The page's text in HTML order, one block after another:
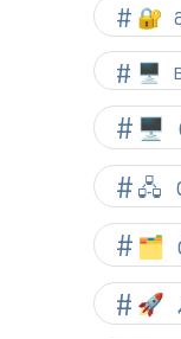
🔐
🖥️
🖥️
🖧
🗂️
🚀